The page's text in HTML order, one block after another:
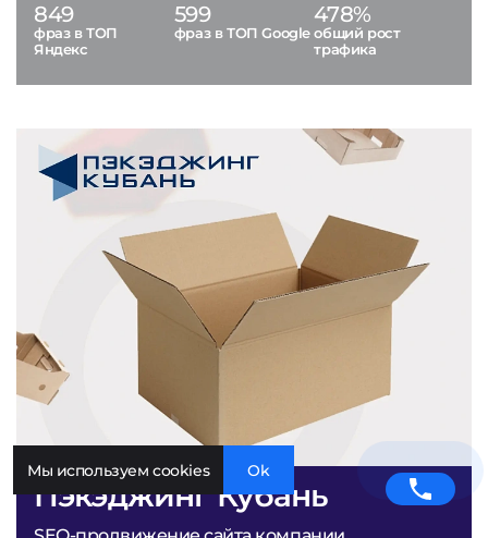
Пэкэджинг Кубань
849
фраз в ТОП
Яндекс
599
фраз в ТОП Google
478%
общий рост
трафика
Мы используем cookies Ok